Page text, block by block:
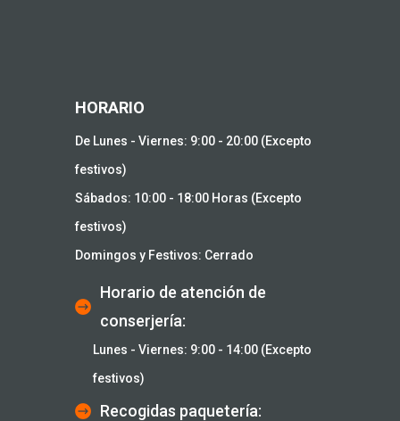
HORARIO
De Lunes - Viernes: 9:00 - 20:00 (Excepto
festivos)
Sábados: 10:00 - 18:00 Horas (Excepto
festivos)
Domingos y Festivos: Cerrado
Horario de atención de
conserjería:
Lunes - Viernes: 9:00 - 14:00 (Excepto
festivos)
Recogidas paquetería: